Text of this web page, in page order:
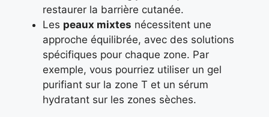
restaurer la barrière cutanée.
Les peaux mixtes nécessitent une
approche équilibrée, avec des solutions
spécifiques pour chaque zone. Par
exemple, vous pourriez utiliser un gel
purifiant sur la zone T et un sérum
hydratant sur les zones sèches.